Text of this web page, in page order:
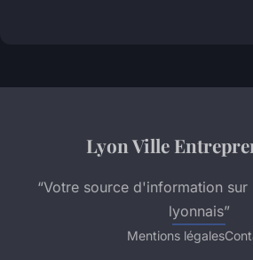
Lyon Ville
“Votre source d'information
lyonnais”
Mentions légales